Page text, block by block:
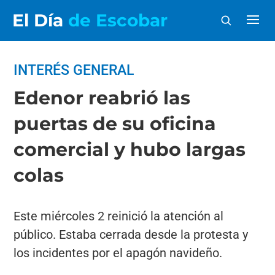
El Día de Escobar
INTERÉS GENERAL
Edenor reabrió las
puertas de su oficina
comercial y hubo largas
colas
Este miércoles 2 reinició la atención al
público. Estaba cerrada desde la protesta y
los incidentes por el apagón navideño.